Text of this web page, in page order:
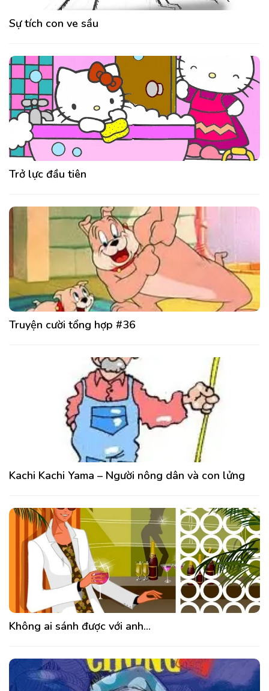
Sự tích con ve sầu
Trở lực đầu tiên
Truyện cười tổng hợp #36
Kachi Kachi Yama – Người nông dân và con lửng
Không ai sánh được với anh…